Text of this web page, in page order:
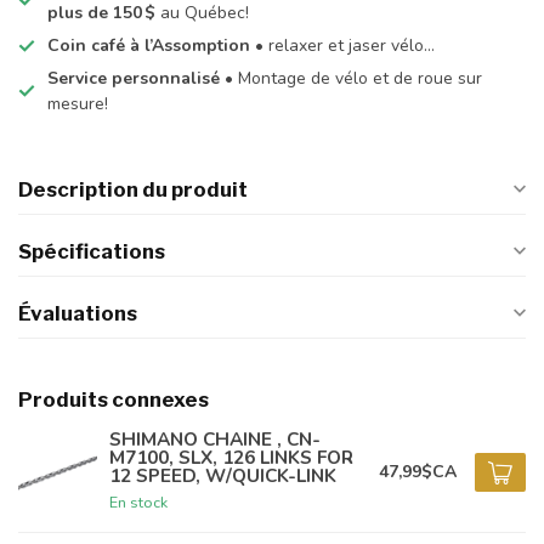
plus de 150 $ au Québec!
Coin café à l’Assomption • relaxer et jaser vélo…
Service personnalisé • Montage de vélo et de roue sur
mesure!
Description du produit
Spécifications
Évaluations
Produits connexes
SHIMANO CHAINE , CN-
M7100, SLX, 126 LINKS FOR
12 SPEED, W/QUICK-LINK
En stock
47,99$CA